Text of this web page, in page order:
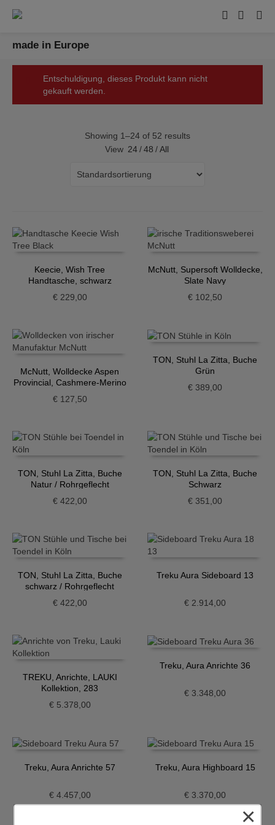
made in Europe
Entschuldigung, dieses Produkt kann nicht
gekauft werden.
Showing 1–24 of 52 results
View 24 / 48 / All
Keecie, Wish Tree
Handtasche, schwarz
€229,00
McNutt, Supersoft Wolldecke,
Slate Navy
€ 102,50
McNutt, Wolldecke Aspen
Provincial, Cashmere-Merino
€127,50
TON, Stuhl La Zitta, Buche
Grün
€ 389,00
TON, Stuhl La Zitta, Buche
Natur / Rohrgeflecht
€422,00
TON, Stuhl La Zitta, Buche
Schwarz
€ 351,00
TON, Stuhl La Zitta, Buche
schwarz / Rohrgeflecht
€422,00
Treku Aura Sideboard 13
€ 2.914,00
TREKU, Anrichte, LAUKI
Kollektion, 283
€5.378,00
Treku, Aura Anrichte 36
€ 3.348,00
Treku, Aura Anrichte 57
€4.457,00
Treku, Aura Highboard 15
€ 3.370,00
×